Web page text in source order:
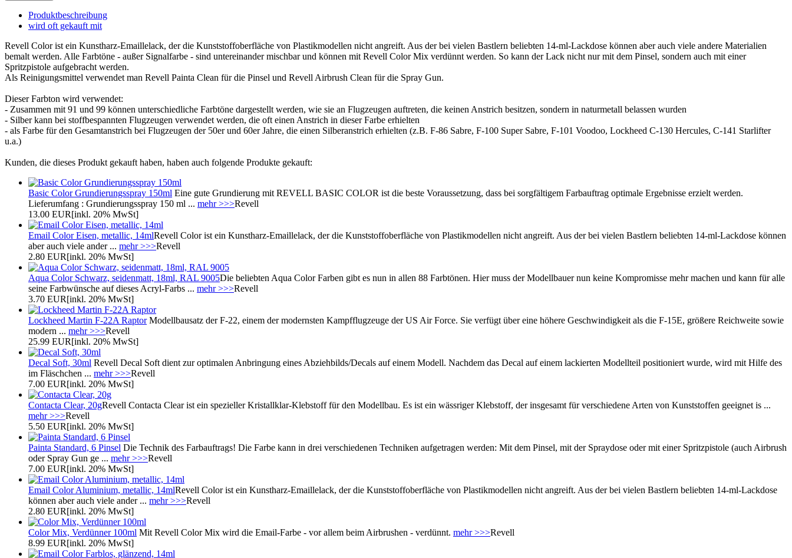
Produktbeschreibung
wird oft gekauft mit
Revell Color ist ein Kunstharz-Emaillelack, der die Kunststoffoberfläche von Plastikmodellen nicht angreift. Aus der bei vielen Bastlern beliebten 14-ml-Lackdose können aber auch viele andere Materialien
bemalt werden. Alle Farbtöne - außer Signalfarbe - sind untereinander mischbar und können mit Revell Color Mix verdünnt werden. So kann der Lack nicht nur mit dem Pinsel, sondern auch mit einer
Spritzpistole aufgebracht werden.
Als Reinigungsmittel verwendet man Revell Painta Clean für die Pinsel und Revell Airbrush Clean für die Spray Gun.
Dieser Farbton wird verwendet:
- Zusammen mit 91 und 99 können unterschiedliche Farbtöne dargestellt werden, wie sie an Flugzeugen auftreten, die keinen Anstrich besitzen, sondern in naturmetall belassen wurden
- Silber kann bei stoffbespannten Flugzeugen verwendet werden, die oft einen Anstrich in dieser Farbe erhielten
- als Farbe für den Gesamtanstrich bei Flugzeugen der 50er und 60er Jahre, die einen Silberanstrich erhielten (z.B. F-86 Sabre, F-100 Super Sabre, F-101 Voodoo, Lockheed C-130 Hercules, C-141 Starlifter
u.a.)
Kunden, die dieses Produkt gekauft haben, haben auch folgende Produkte gekauft:
Basic Color Grundierungsspray 150ml Eine gute Grundierung mit REVELL BASIC COLOR ist die beste Voraussetzung, dass bei sorgfältigem Farbauftrag optimale Ergebnisse erzielt werden.
Lieferumfang : Grundierungsspray 150 ml ... mehr >>>Revell
13.00 EUR[inkl. 20% MwSt]
Email Color Eisen, metallic, 14mlRevell Color ist ein Kunstharz-Emaillelack, der die Kunststoffoberfläche von Plastikmodellen nicht angreift. Aus der bei vielen Bastlern beliebten 14-ml-Lackdose können
aber auch viele ander ... mehr >>>Revell
2.80 EUR[inkl. 20% MwSt]
Aqua Color Schwarz, seidenmatt, 18ml, RAL 9005Die beliebten Aqua Color Farben gibt es nun in allen 88 Farbtönen. Hier muss der Modellbauer nun keine Kompromisse mehr machen und kann für alle
seine Farbwünsche auf dieses Acryl-Farbs ... mehr >>>Revell
3.70 EUR[inkl. 20% MwSt]
Lockheed Martin F-22A RaptorModellbausatz der F-22, einem der modernsten Kampfflugzeuge der US Air Force. Sie verfügt über eine höhere Geschwindigkeit als die F-15E, größere Reichweite sowie
modern ... mehr >>>Revell
25.99 EUR[inkl. 20% MwSt]
Decal Soft, 30ml Revell Decal Soft dient zur optimalen Anbringung eines Abziehbilds/Decals auf einem Modell. Nachdem das Decal auf einem lackierten Modellteil positioniert wurde, wird mit Hilfe des
im Fläschchen ... mehr >>>Revell
7.00 EUR[inkl. 20% MwSt]
Contacta Clear, 20gRevell Contacta Clear ist ein spezieller Kristallklar-Klebstoff für den Modellbau. Es ist ein wässriger Klebstoff, der insgesamt für verschiedene Arten von Kunststoffen geeignet is ...
mehr >>>Revell
5.50 EUR[inkl. 20% MwSt]
Painta Standard, 6 Pinsel Die Technik des Farbauftrags! Die Farbe kann in drei verschiedenen Techniken aufgetragen werden: Mit dem Pinsel, mit der Spraydose oder mit einer Spritzpistole (auch Airbrush
oder Spray Gun ge ... mehr >>>Revell
7.00 EUR[inkl. 20% MwSt]
Email Color Aluminium, metallic, 14mlRevell Color ist ein Kunstharz-Emaillelack, der die Kunststoffoberfläche von Plastikmodellen nicht angreift. Aus der bei vielen Bastlern beliebten 14-ml-Lackdose
können aber auch viele ander ... mehr >>>Revell
2.80 EUR[inkl. 20% MwSt]
Color Mix, Verdünner 100ml Mit Revell Color Mix wird die Email-Farbe - vor allem beim Airbrushen - verdünnt. mehr >>>Revell
8.99 EUR[inkl. 20% MwSt]